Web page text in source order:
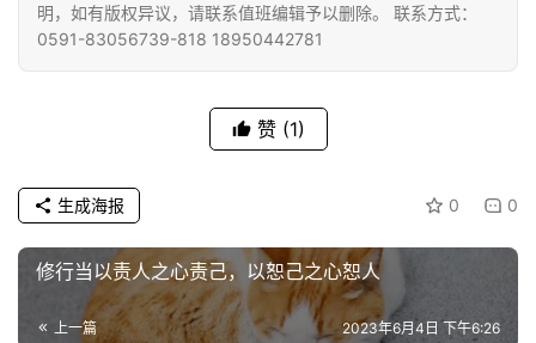
视
频
佛
艺
明，如有版权异议，请联系值班编辑予以删除。 联系方式：
0591-83056739-818 18950442781
赞 (1)
0 0
生成海报
修行当以责人之心责己，以恕己之心恕人
上一篇 2023年6月4日 下午6:26